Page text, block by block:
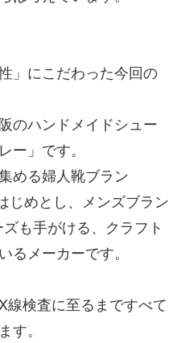
」にこだわった今回の
のハンドメイドシュー
ー」です。
める婦人靴ブラン
じめとし、メンズブラン
ズも手がける、クラフト
るメーカーです。
線検査に至るまですべて
す。